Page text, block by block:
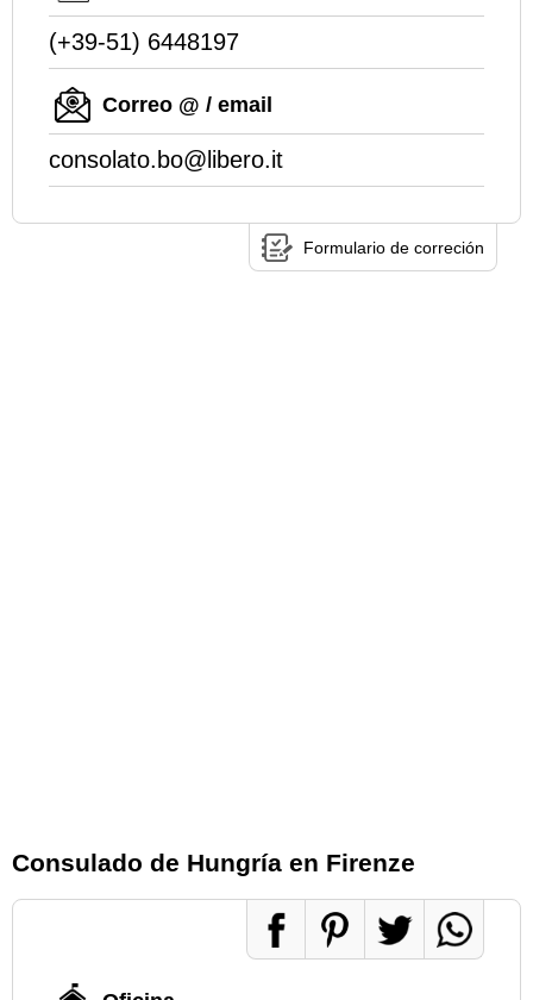
(+39-51) 6448197
Correo @ / email
consolato.bo@libero.it
Formulario de correción
Consulado de Hungría en Firenze